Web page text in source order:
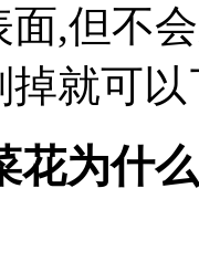
面,但不
就可
花为什